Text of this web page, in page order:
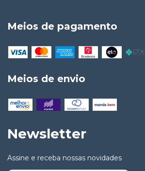
Meios de pagamento
Meios de envio
Newsletter
Assine e receba nossas novidades